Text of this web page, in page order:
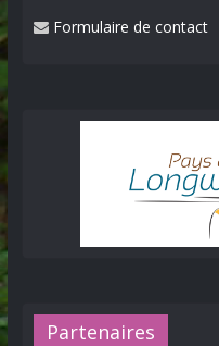
Formulaire de contact
Partenaires